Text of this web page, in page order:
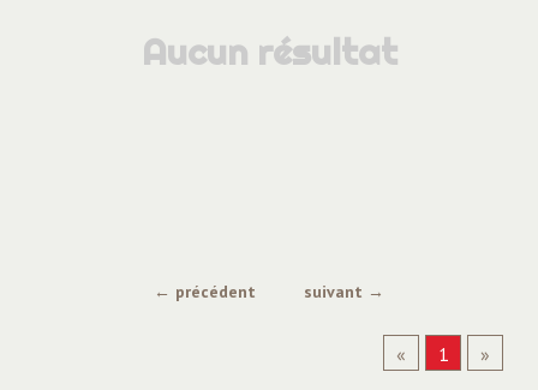
Aucun résultat
← précédent suivant →
« 1 »